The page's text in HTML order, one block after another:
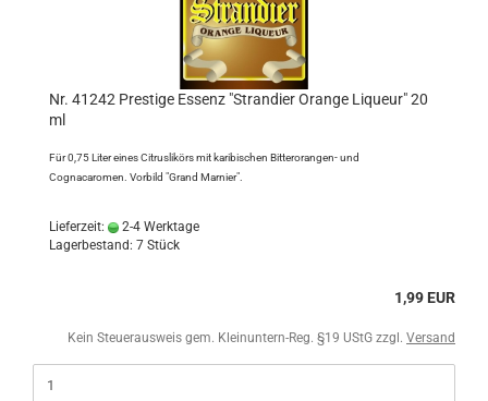
Nr. 41242 Prestige Essenz "Strandier Orange Liqueur" 20
ml
Für 0,75 Liter eines Citruslikörs mit karibischen Bitterorangen- und
Cognacaromen. Vorbild "Grand Marnier".
Lieferzeit:
2-4 Werktage
Lagerbestand: 7 Stück
1,99 EUR
Kein Steuerausweis gem. Kleinuntern-Reg. §19 UStG zzgl. Versand